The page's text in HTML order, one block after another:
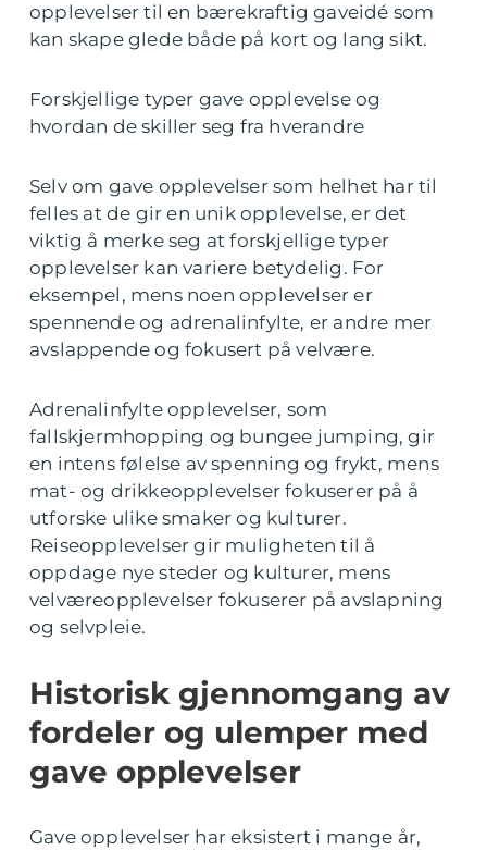
opplevelser til en bærekraftig gaveidé som
kan skape glede både på kort og lang sikt.
Forskjellige typer gave opplevelse og
hvordan de skiller seg fra hverandre
Selv om gave opplevelser som helhet har til
felles at de gir en unik opplevelse, er det
viktig å merke seg at forskjellige typer
opplevelser kan variere betydelig. For
eksempel, mens noen opplevelser er
spennende og adrenalinfylte, er andre mer
avslappende og fokusert på velvære.
Adrenalinfylte opplevelser, som
fallskjermhopping og bungee jumping, gir
en intens følelse av spenning og frykt, mens
mat- og drikkeopplevelser fokuserer på å
utforske ulike smaker og kulturer.
Reiseopplevelser gir muligheten til å
oppdage nye steder og kulturer, mens
velværeopplevelser fokuserer på avslapning
og selvpleie.
Historisk gjennomgang av
fordeler og ulemper med
gave opplevelser
Gave opplevelser har eksistert i mange år,